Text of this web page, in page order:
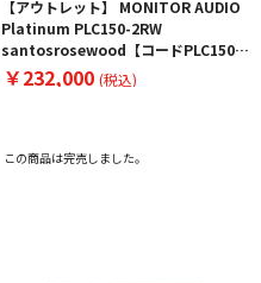
【アウトレット】 MONITOR AUDIO
Platinum PLC150-2RW
santosrosewood【コードPLC150-
2RW-O】センタースピーカー
￥232,000 (税込)
この商品は完売しました。